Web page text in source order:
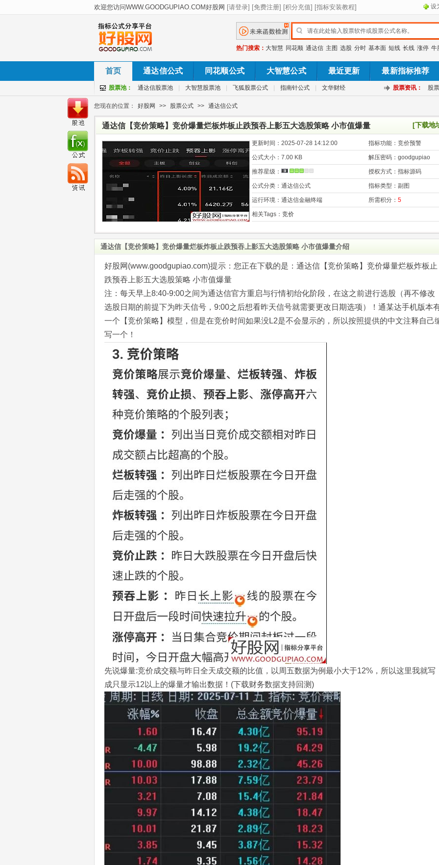
设
热门搜索： 大智慧 同花顺 通达信 主图 选股 分时 基本面 短线 长线 涨停 牛
首页 通达信公式 同花顺公式 大智慧公式 最近更新 最新指标推荐
股票池： 通达信股票池 大智慧股票池 飞狐股票公式 指南针公式 文华财经 股票资讯： 股
您现在的位置： 好股网 >> 股票公式 >> 通达信公式
通达信【竞价策略】竞价爆量烂板炸板止跌预吞上影五大选股策略 小市值爆量 [下载地
更新时间： 2025-07-28 14:12:00 指标功能： 竞价预警
公式大小： 7.00 KB 解压密码： goodgupiao
推荐星级： 授权方式： 指标源码
公式分类： 通达信公式 指标类型： 副图
运行环境： 通达信金融终端 所需积分： 5
相关Tags： 竞价
通达信【竞价策略】竞价爆量烂板炸板止跌预吞上影五大选股策略 小市值爆量介绍
好股网(www.goodgupiao.com)提示：您正在下载的是：通达信【竞价策略】竞价爆量烂板炸板止
跌预吞上影五大选股策略 小市值爆量
注：每天早上8:40-9:00之间为通达信官方重启与行情初绐化阶段，在这之前进行选股（再不修改
选股日期的前提下为昨天信号，9:00之后想看昨天信号就需要更改日期选项）！通某达手机版本
一个【竞价策略】模型，但是在竞价时间如果没L2是不会显示的，所以按照提供的中文注释自己
写一个！
先说爆量:竞价成交额与昨日全天成交额的比值，以周五数据为例最小大于12%，所以这里我就写
成只显示12以上的爆量才输出数据！(下载财务数据支持回测)